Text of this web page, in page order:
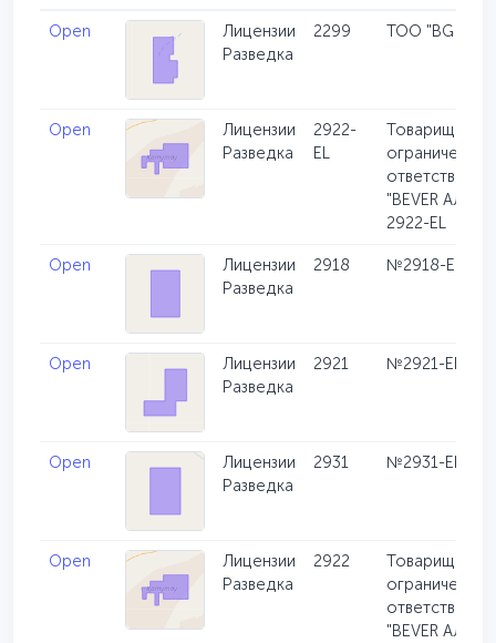
Open
Лицензии
Разведка
2299 ТОО "BG
Open
Лицензии
Разведка
2922-
EL
ограниченной
"BEVER
2922-EL
Open
Лицензии
Разведка
2918 №2918-EL
Open
Лицензии
Разведка
2921 №2921-EL
Open
Лицензии
Разведка
2931 №2931-EL
Open
Лицензии
Разведка
2922
ограниченной
"BEVER